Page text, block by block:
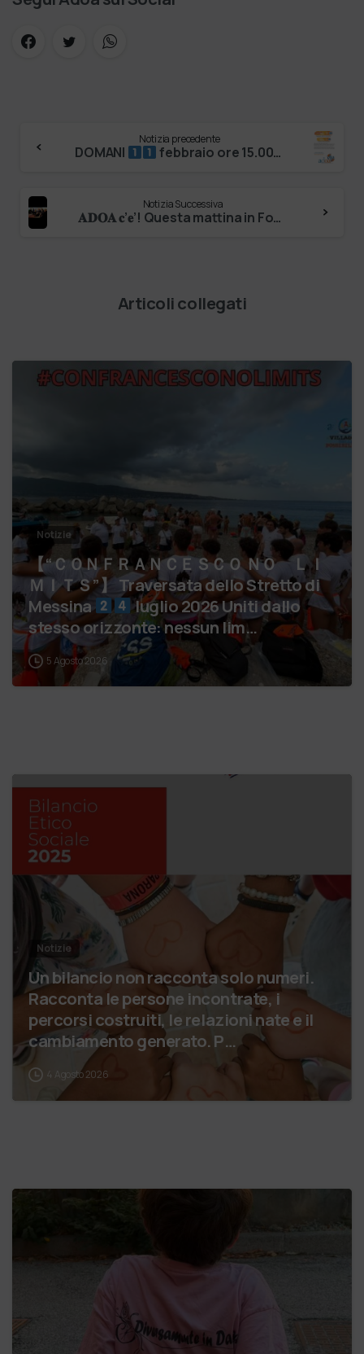
Notizia precedente
DOMANI febbraio ore 15.00–16.00 COLLEGATI Online al link: Presentazione del progetto e del calendario ＲＥＤＩＧＩ …
Notizia Successiva
𝐀𝐃𝐎𝐀 𝐜’𝐞’! Questa mattina in Fondazione Pia Opera Ciccarelli Onlus è stato aperto un confronto necessario e concreto su un tema che riguar…
Articoli collegati
Notizie
【 “ＣＯＮＦＲＡＮＣＥＳＣＯ ＮＯ ＬＩ
ＭＩＴＳ”】 Traversata dello Stretto di
Messina
luglio 2026 Uniti dallo
stesso orizzonte: nessun lim…
5 Agosto 2026
Notizie
Un bilancio non racconta solo numeri.
Racconta le persone incontrate, i
percorsi costruiti, le relazioni nate e il
cambiamento generato. P…
4 Agosto 2026